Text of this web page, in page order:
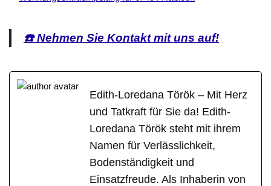
☎️ Nehmen Sie Kontakt mit uns auf!
Edith-Loredana Török – Mit Herz
und Tatkraft für Sie da! Edith-
Loredana Török steht mit ihrem
Namen für Verlässlichkeit,
Bodenständigkeit und
Einsatzfreude. Als Inhaberin von